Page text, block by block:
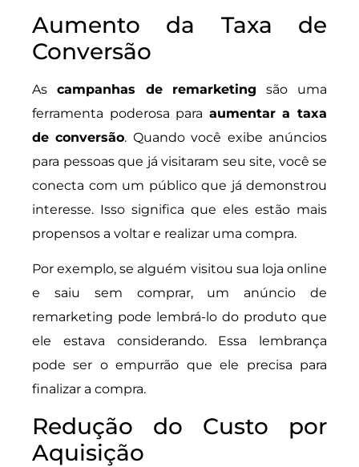
Aumento da Taxa de
Conversão
As campanhas de remarketing são uma
ferramenta poderosa para aumentar a taxa
de conversão. Quando você exibe anúncios
para pessoas que já visitaram seu site, você se
conecta com um público que já demonstrou
interesse. Isso significa que eles estão mais
propensos a voltar e realizar uma compra.
Por exemplo, se alguém visitou sua loja online
e saiu sem comprar, um anúncio de
remarketing pode lembrá-lo do produto que
ele estava considerando. Essa lembrança
pode ser o empurrão que ele precisa para
finalizar a compra.
Redução do Custo por
Aquisição